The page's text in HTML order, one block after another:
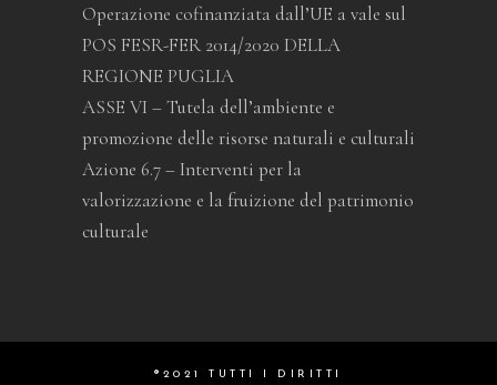
Operazione cofinanziata dall’UE a vale sul
POS FESR-FER 2014/2020 DELLA
REGIONE PUGLIA
ASSE VI – Tutela dell’ambiente e
promozione delle risorse naturali e culturali
Azione 6.7 – Interventi per la
valorizzazione e la fruizione del patrimonio
culturale
®2021 TUTTI I DIRITTI